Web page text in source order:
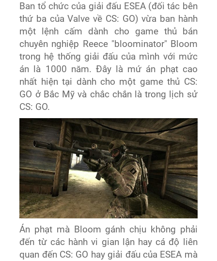
Ban tổ chức của giải đấu ESEA (đối tác bên
thứ ba của Valve về CS: GO) vừa ban hành
một lệnh cấm dành cho game thủ bán
chuyên nghiệp Reece "bloominator" Bloom
trong hệ thống giải đấu của mình với mức
án là 1000 năm. Đây là mứ án phạt cao
nhất hiện tại dành cho một game thủ CS:
GO ở Bắc Mỹ và chắc chắn là trong lịch sử
CS: GO.
Án phạt mà Bloom gánh chịu không phải
đến từ các hành vi gian lận hay cá độ liên
quan đến CS: GO hay giải đấu của ESEA mà